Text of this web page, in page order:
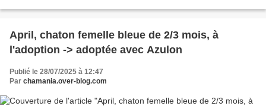
April, chaton femelle bleue de 2/3 mois, à
l'adoption -> adoptée avec Azulon
Publié le 28/07/2025 à 12:47
Par chamania.over-blog.com